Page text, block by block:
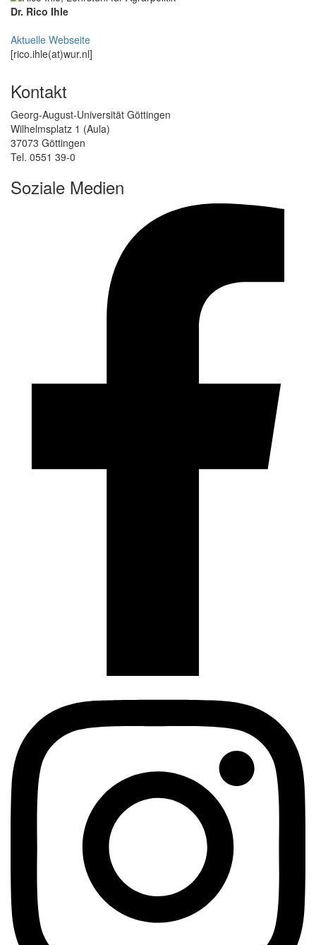
Dr. Rico Ihle
Aktuelle Webseite
[rico.ihle(at)wur.nl]
Kontakt
Georg-August-Universität Göttingen
Wilhelmsplatz 1 (Aula)
37073 Göttingen
Tel. 0551 39-0
Soziale Medien